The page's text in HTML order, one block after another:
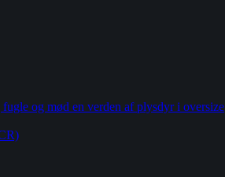
og mød en verden af plysdyr i oversize